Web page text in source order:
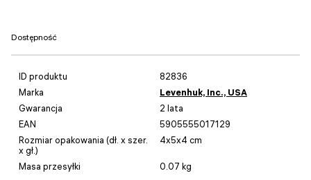
Dostępność
ID produktu
82836
Marka
Levenhuk, Inc., USA
Gwarancja
2 lata
EAN
5905555017129
Rozmiar opakowania (dł. x szer.
x gł.)
4x5x4 cm
Masa przesyłki 0.07 kg